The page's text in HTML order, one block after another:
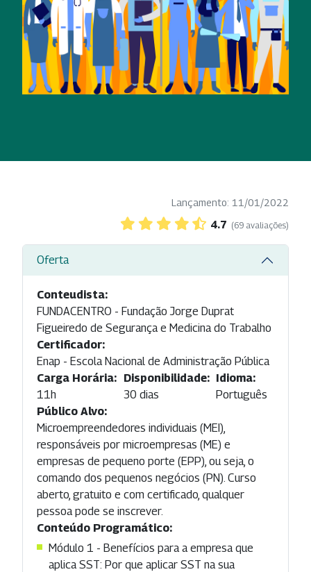
Lançamento: 11/01/2022
4.7 (69 avaliações)
Oferta
Conteudista:
FUNDACENTRO - Fundação Jorge Duprat
Figueiredo de Segurança e Medicina do Trabalho
Certificador:
Enap - Escola Nacional de Administração Pública
Carga Horária:
11h
Disponibilidade:
30 dias
Idioma:
Português
Público Alvo:
Microempreendedores individuais (MEI),
responsáveis por microempresas (ME) e
empresas de pequeno porte (EPP), ou seja, o
comando dos pequenos negócios (PN). Curso
aberto, gratuito e com certificado, qualquer
pessoa pode se inscrever.
Conteúdo Programático:
Módulo 1 - Benefícios para a empresa que
aplica SST: Por que aplicar SST na sua